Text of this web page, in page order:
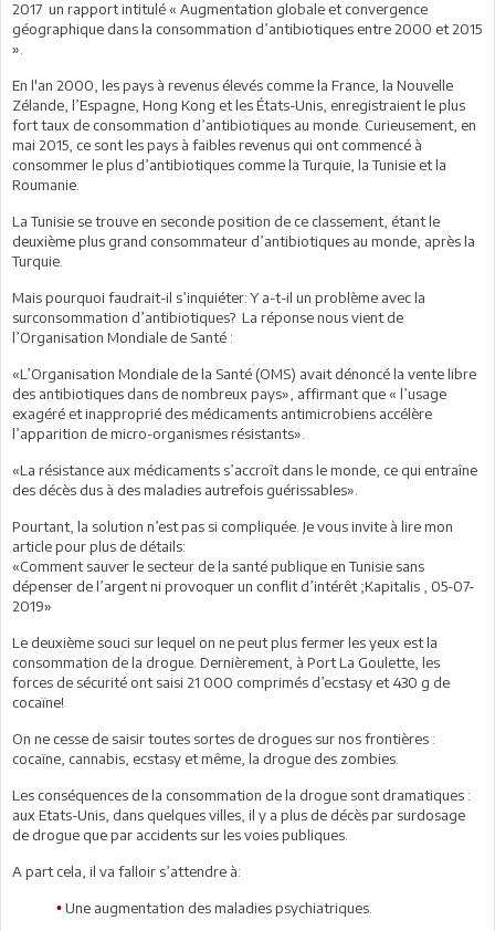
2017 un rapport intitulé « Augmentation globale et convergence
géographique dans la consommation d’antibiotiques entre 2000 et 2015
».
En l'an 2000, les pays à revenus élevés comme la France, la Nouvelle
Zélande, l’Espagne, Hong Kong et les États-Unis, enregistraient le plus
fort taux de consommation d’antibiotiques au monde. Curieusement, en
mai 2015, ce sont les pays à faibles revenus qui ont commencé à
consommer le plus d’antibiotiques comme la Turquie, la Tunisie et la
Roumanie.
La Tunisie se trouve en seconde position de ce classement, étant le
deuxième plus grand consommateur d’antibiotiques au monde, après la
Turquie.
Mais pourquoi faudrait-il s’inquiéter: Y a-t-il un problème avec la
surconsommation d’antibiotiques? La réponse nous vient de
l’Organisation Mondiale de Santé :
«L’Organisation Mondiale de la Santé (OMS) avait dénoncé la vente libre
des antibiotiques dans de nombreux pays», affirmant que « l’usage
exagéré et inapproprié des médicaments antimicrobiens accélère
l’apparition de micro-organismes résistants».
«La résistance aux médicaments s’accroît dans le monde, ce qui entraîne
des décès dus à des maladies autrefois guérissables».
Pourtant, la solution n’est pas si compliquée. Je vous invite à lire mon
article pour plus de détails:
«Comment sauver le secteur de la santé publique en Tunisie sans
dépenser de l’argent ni provoquer un conflit d’intérêt ;Kapitalis , 05-07-
2019»
Le deuxième souci sur lequel on ne peut plus fermer les yeux est la
consommation de la drogue. Dernièrement, à Port La Goulette, les
forces de sécurité ont saisi 21 000 comprimés d’ecstasy et 430 g de
cocaïne!
On ne cesse de saisir toutes sortes de drogues sur nos frontières :
cocaïne, cannabis, ecstasy et même, la drogue des zombies.
Les conséquences de la consommation de la drogue sont dramatiques :
aux Etats-Unis, dans quelques villes, il y a plus de décès par surdosage
de drogue que par accidents sur les voies publiques.
A part cela, il va falloir s’attendre à:
• Une augmentation des maladies psychiatriques.